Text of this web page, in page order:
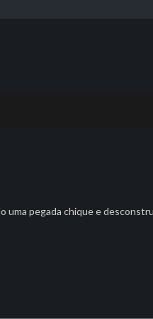
uma pegada chique e